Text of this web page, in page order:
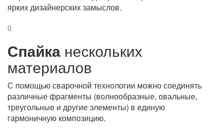
ярких дизайнерских замыслов.
Спайка нескольких
материалов
С помощью сварочной технологии можно соединять
различные фрагменты (волнообразные, овальные,
треугольные и другие элементы) в единую
гармоничную композицию.